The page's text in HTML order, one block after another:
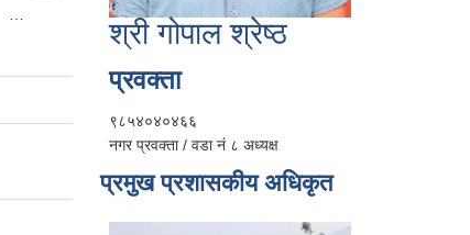
…
श्री गोपाल श्रेष्ठ
प्रवक्ता
९८५४०४०४६६
नगर प्रवक्ता / वडा नं ८ अध्यक्ष
प्रमुख प्रशासकीय अधिकृत